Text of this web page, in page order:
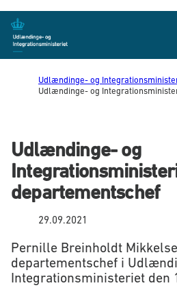
Gå til forsiden
Udlændinge- og
Udlændinge- og
Udlændinge- og
departementschef
29.09.2021
Pernille Breinholdt
departementschef i
Integrationsministeriet den